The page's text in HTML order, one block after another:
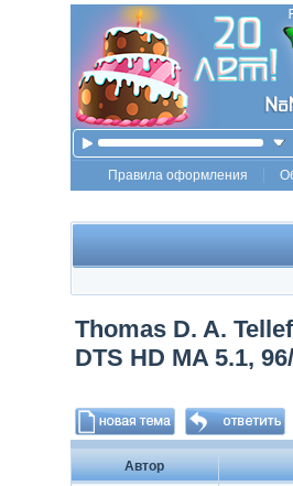
Правила оформления
Thomas D. A.
DTS HD MA 5.1,
Автор